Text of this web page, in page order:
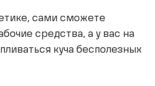
сами сможете
средства, а у вас на
куча бесполезных